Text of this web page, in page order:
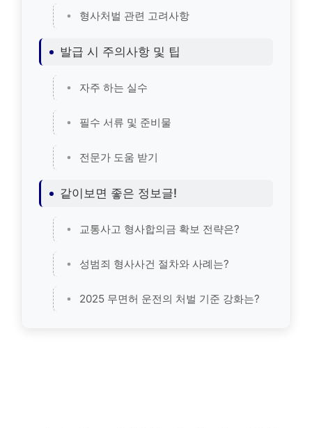
형사처벌 관련 고려사항
발급 시 주의사항 및 팁
자주 하는 실수
필수 서류 및 준비물
전문가 도움 받기
같이보면 좋은 정보글!
교통사고 형사합의금 확보 전략은?
성범죄 형사사건 절차와 사례는?
2025 무면허 운전의 처벌 기준 강화는?